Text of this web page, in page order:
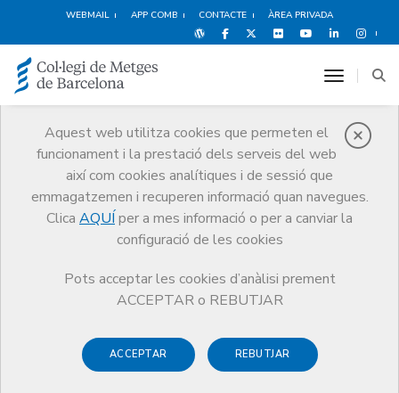
WEBMAIL APP COMB CONTACTE ÀREA PRIVADA
Aquest web utilitza cookies que permeten el
funcionament i la prestació dels serveis del web
així com cookies analítiques i de sessió que
emmagatzemen i recuperen informació quan navegues.
Clica AQUÍ per a mes informació o per a canviar la
configuració de les cookies
Pots acceptar les cookies d’anàlisi prement
ACCEPTAR o REBUTJAR
ACCEPTAR REBUTJAR
toggle
Comunicació
Notícies, publicacions, campanyes i
recursos per conèixer l’actualitat del
CoMB, de la professió i del sector
sanitari